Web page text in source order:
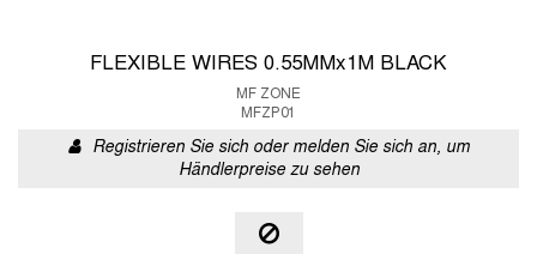
FLEXIBLE WIRES 0.55MMx1M BLACK
MF ZONE
MFZP01
Registrieren Sie sich oder melden Sie sich an, um
Händlerpreise zu sehen